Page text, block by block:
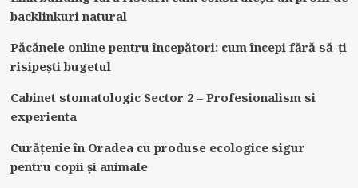
backlinkuri natural
Păcănele online pentru începători: cum începi fără să-ți
risipești bugetul
Cabinet stomatologic Sector 2 – Profesionalism si
experienta
Curățenie în Oradea cu produse ecologice sigur
pentru copii și animale